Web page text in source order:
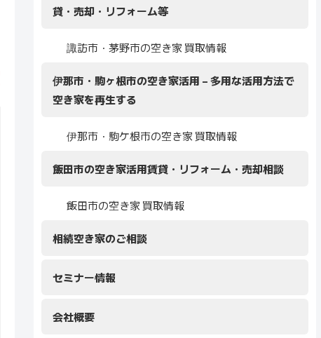
貸・売却・リフォーム等
諏訪市・茅野市の空き家 買取情報
伊那市・駒ヶ根市の空き家活用 – 多用な活用方法で
空き家を再生する
伊那市・駒ケ根市の空き家 買取情報
飯田市の空き家活用賃貸・リフォーム・売却相談
飯田市の空き家 買取情報
相続空き家のご相談
セミナー情報
会社概要